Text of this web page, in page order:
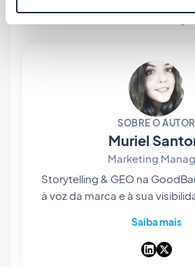
SOBRE O AUTOR
Muriel
Marketing
Storytelling & GEO na GoodBarber. Dou
à voz da marca e à sua
— cada vez mais — a forma
respostas das IA. Contadora
Saiba mais